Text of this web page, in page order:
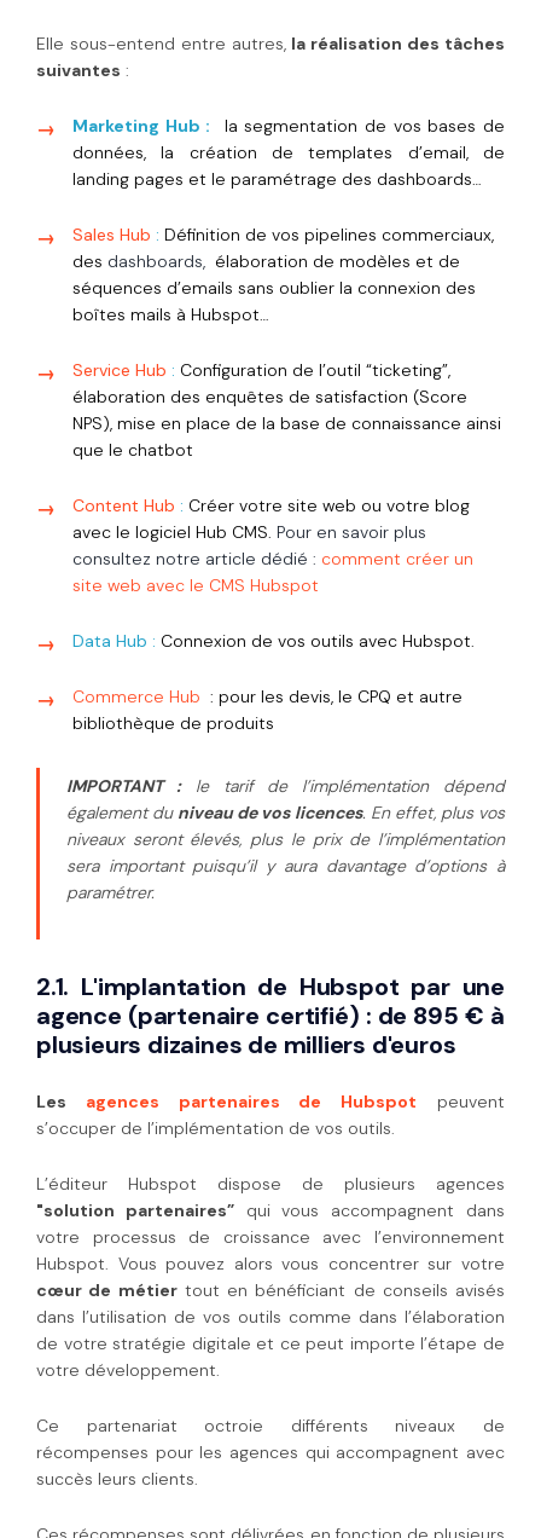
Elle sous-entend entre autres, la réalisation des tâches
suivantes :
Marketing Hub : la segmentation de vos bases de
données, la création de templates d’email, de
landing pages et le paramétrage des dashboards…
Sales Hub : Définition de vos pipelines commerciaux,
des dashboards, élaboration de modèles et de
séquences d’emails sans oublier la connexion des
boîtes mails à Hubspot…
Service Hub : Configuration de l’outil “ticketing”,
élaboration des enquêtes de satisfaction (Score
NPS), mise en place de la base de connaissance ainsi
que le chatbot
Content Hub : Créer votre site web ou votre blog
avec le logiciel Hub CMS. Pour en savoir plus
consultez notre article dédié : comment créer un
site web avec le CMS Hubspot
Data Hub : Connexion de vos outils avec Hubspot.
Commerce Hub : pour les devis, le CPQ et autre
bibliothèque de produits
IMPORTANT :le tarif de l’implémentation dépend
également du niveau de vos licences. En effet, plus vos
niveaux seront élevés, plus le prix de l’implémentation
sera important puisqu’il y aura davantage d’options à
paramétrer.
2.1. L'implantation de Hubspot par une
agence (partenaire certifié) : de 895 € à
plusieurs dizaines de milliers d'euros
Les agences partenaires de Hubspot peuvent
s’occuper de l’implémentation de vos outils.
L’éditeur Hubspot dispose de plusieurs agences
"solution partenaires”qui vous accompagnent dans
votre processus de croissance avec l’environnement
Hubspot. Vous pouvez alors vous concentrer sur votre
cœur de métiertout en bénéficiant de conseils avisés
dans l’utilisation de vos outils comme dans l’élaboration
de votre stratégie digitale et ce peut importe l’étape de
votre développement.
Ce partenariat octroie différents niveaux de
récompenses pour les agences qui accompagnent avec
succès leurs clients.